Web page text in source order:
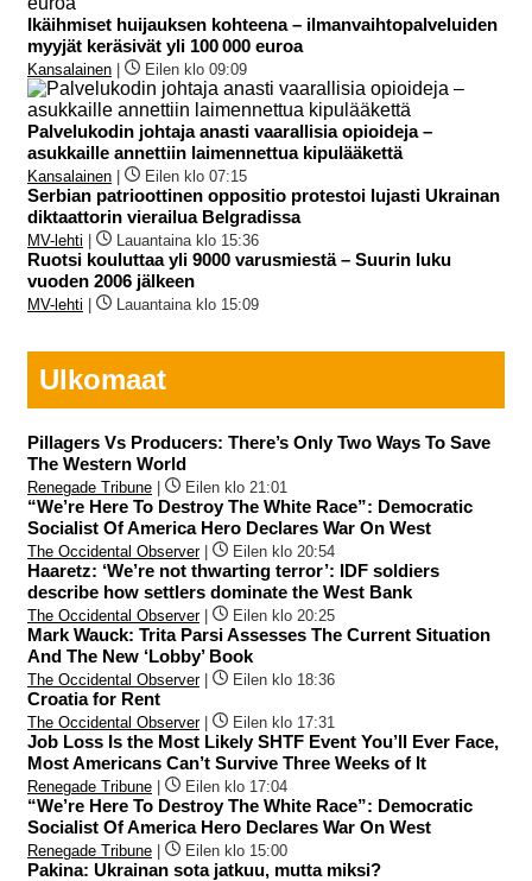
Ikäihmiset huijauksen kohteena – ilmanvaihtopalveluiden
myyjät keräsivät yli 100 000 euroa
Kansalainen Eilen klo 09:09
Palvelukodin johtaja anasti vaarallisia opioideja –
asukkaille annettiin laimennettua kipulääkettä
Kansalainen Eilen klo 07:15
Serbian patrioottinen oppositio protestoi lujasti Ukrainan
diktaattorin vierailua Belgradissa
MV-lehti Lauantaina klo 15:36
Ruotsi kouluttaa yli 9000 varusmiestä – Suurin luku
vuoden 2006 jälkeen
MV-lehti Lauantaina klo 15:09
Ulkomaat
Pillagers Vs Producers: There’s Only Two Ways To Save
The Western World
Renegade Tribune Eilen klo 21:01
“We’re Here To Destroy The White Race”: Democratic
Socialist Of America Hero Declares War On West
The Occidental Observer| Eilen klo 20:54
Haaretz: ‘We’re not thwarting terror’: IDF soldiers
describe how settlers dominate the West Bank
The Occidental Observer| Eilen klo 20:25
Mark Wauck: Trita Parsi Assesses The Current Situation
And The New ‘Lobby’ Book
The Occidental Observer| Eilen klo 18:36
Croatia for Rent
The Occidental Observer| Eilen klo 17:31
Job Loss Is the Most Likely SHTF Event You’ll Ever Face,
Most Americans Can’t Survive Three Weeks of It
Renegade Tribune Eilen klo 17:04
“We’re Here To Destroy The White Race”: Democratic
Socialist Of America Hero Declares War On West
Renegade Tribune Eilen klo 15:00
Pakina: Ukrainan sota jatkuu, mutta miksi?